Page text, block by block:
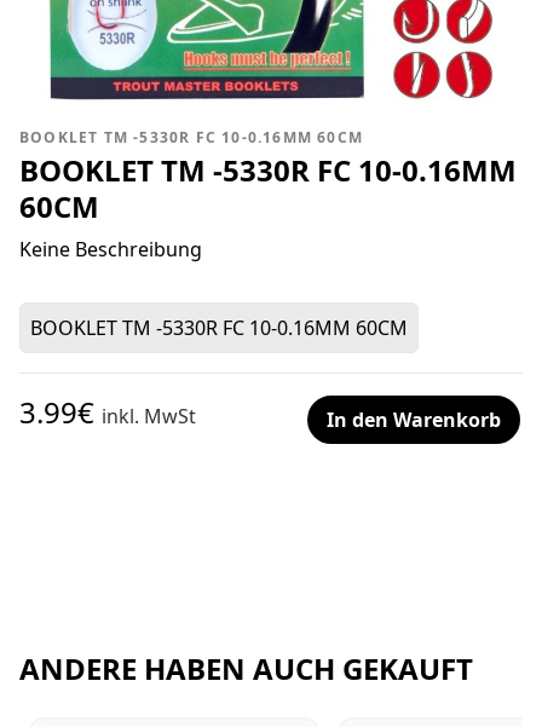
BOOKLET TM -5330R FC 10-0.16MM 60CM
BOOKLET TM -5330R FC 10-0.16MM
60CM
Keine Beschreibung
BOOKLET TM -5330R FC 10-0.16MM 60CM
3.99€ inkl. MwSt In den Warenkorb
ANDERE HABEN AUCH GEKAUFT